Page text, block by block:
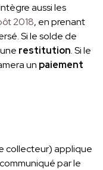
aussi les
2018, en prenant
Si le solde de
restitution. Si le
un paiement
collecteur) applique
par le